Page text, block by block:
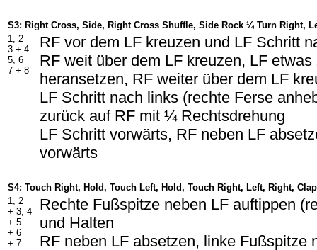
S3: Right Cross, Side, Right Cross Shuffle, Side Rock ¼ Turn Right,
1, 2
3 + 4
5, 6
7 + 8
RF vor dem LF kreuzen und LF Schritt
RF weit über dem LF kreuzen, LF etwas
heransetzen, RF weiter über dem LF
LF Schritt nach links (rechte Ferse
zurück auf RF mit ¼ Rechtsdrehung
LF Schritt vorwärts, RF neben LF
vorwärts
S4: Touch Right, Hold, Touch Left, Hold, Touch Right, Left, Right,
1, 2
+ 3, 4
+ 5
+ 6
+ 7
Rechte Fußspitze neben LF auftippen
und Halten
RF neben LF absetzen, linke Fußspitze